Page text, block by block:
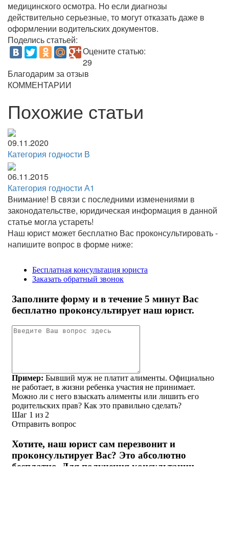
медицинского осмотра. Но если диагнозы
действительно серьезные, то могут отказать даже в
оформлении водительских документов.
Поделись статьей:
Оцените статью:
29
Благодарим за отзыв
КОММЕНТАРИИ
Похожие статьи
09.11.2020
Категория годности В
06.11.2015
Категория годности А1
Внимание! В связи с последними изменениями в
законодательстве, юридическая информация в данной
статье могла устареть!
Наш юрист может бесплатно Вас проконсультировать -
напишите вопрос в форме ниже: